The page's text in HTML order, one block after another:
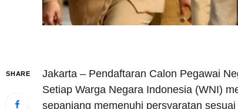
SHARE
Jakarta – Pendaftaran Calon Pegawai
Setiap Warga Negara Indonesia (WNI)
sepanjang memenuhi persyaratan